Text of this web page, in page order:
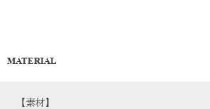
MATERIAL
【素材】